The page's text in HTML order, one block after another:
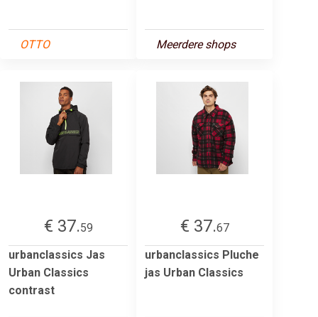
OTTO Meerdere shops
€ 37.59
urbanclassics Jas
Urban Classics
contrast
€ 37.67
urbanclassics Pluche
jas Urban Classics